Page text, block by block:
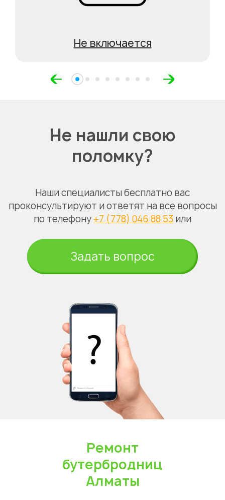
Не включается
Не нашли свою
поломку?
Наши специалисты бесплатно вас
проконсультируют и ответят на все вопросы
по телефону +7 (778) 046 88 53 или
Задать вопрос
Ремонт
бутербродниц
Алматы